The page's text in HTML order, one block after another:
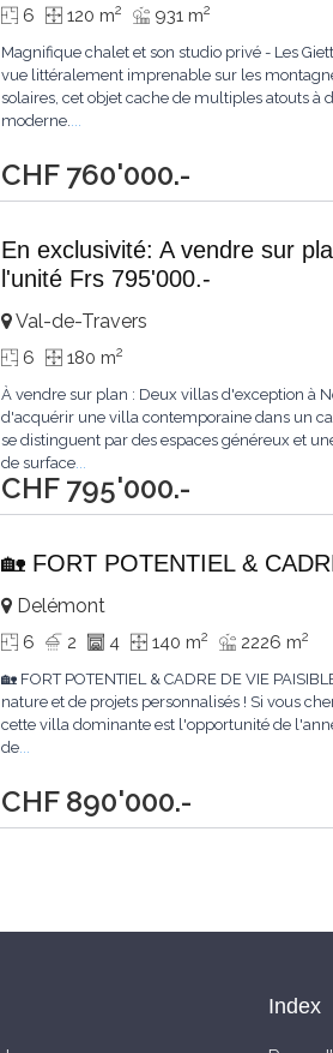
CHF 760'000.-
6 120 m2 931 m2
Magnifique chalet et son studio privé - Les
vue littéralement imprenable sur les
solaires, cet objet cache de multiples atouts
moderne....
En exclusivité: A vendre sur
l'unité Frs 795'000.-
CHF 795'000.-
Val-de-Travers
6 180 m2
À vendre sur plan : Deux villas d'exception à
d'acquérir une villa contemporaine dans un
se distinguent par des espaces généreux et
de surface...
🏡 FORT POTENTIEL &
CHF 890'000.-
Delémont
6 2 4 140 m2 2226 m2
🏡 FORT POTENTIEL & CADRE DE VIE
nature et de projets personnalisés ! Si vous
cette villa dominante est l'opportunité de
de...
Index